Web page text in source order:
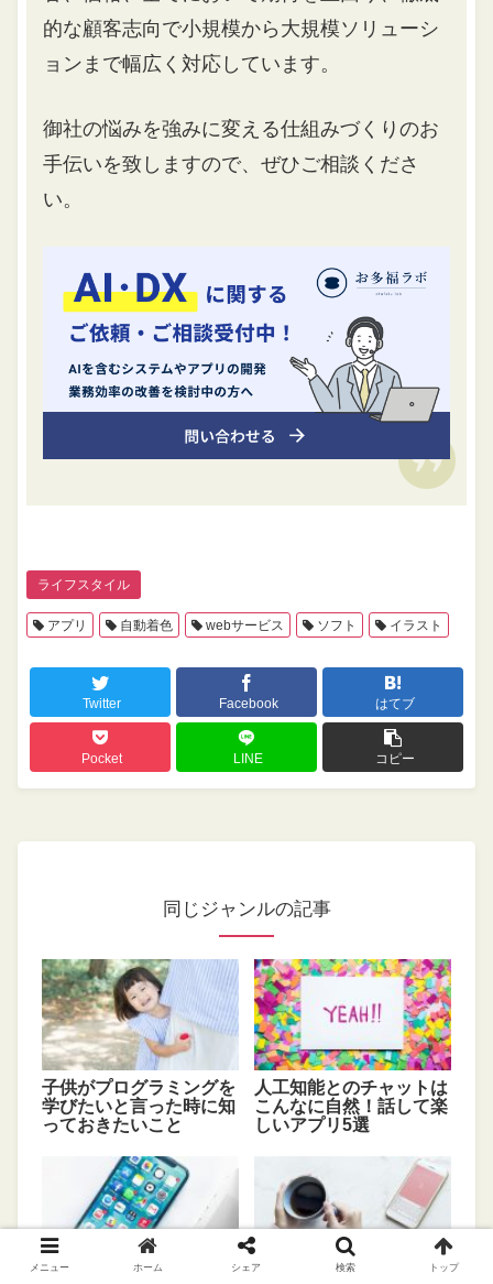
的な顧客志向で小規模から大規模ソリューシ
ョンまで幅広く対応しています。
御社の悩みを強みに変える仕組みづくりのお
手伝いを致しますので、ぜひご相談くださ
い。
ライフスタイル
アプリ 自動着色 webサービス ソフト イラスト
Twitter Facebook はてブ
Pocket LINE コピー
同じジャンルの記事
子供がプログラミングを
学びたいと言った時に知
っておきたいこと
人工知能とのチャットは
こんなに自然！話して楽
しいアプリ5選
メニュー ホーム シェア 検索 トップ